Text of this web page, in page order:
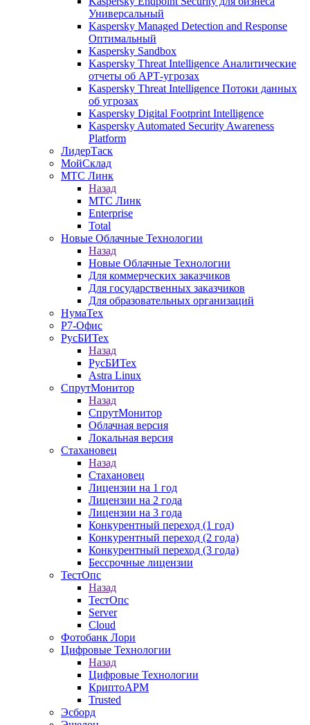
Универсальный
Kaspersky Managed Detection and Response
Оптимальный
Kaspersky Sandbox
Kaspersky Threat Intelligence Аналитические
отчеты об АРТ-угрозах
Kaspersky Threat Intelligence Потоки данных
об угрозах
Kaspersky Digital Footprint Intelligence
Kaspersky Automated Security Awareness
Platform
ЛидерТаск
МойСклад
МТС Линк
Назад
МТС Линк
Enterprise
Total
Новые Облачные Технологии
Назад
Новые Облачные Технологии
Для коммерческих заказчиков
Для государственных заказчиков
Для образовательных организаций
НумаТех
Р7-Офис
РусБИТех
Назад
РусБИТех
Astra Linux
СпрутМонитор
Назад
СпрутМонитор
Облачная версия
Локальная версия
Стахановец
Назад
Стахановец
Лицензии на 1 год
Лицензии на 2 года
Лицензии на 3 года
Конкурентный переход (1 год)
Конкурентный переход (2 года)
Конкурентный переход (3 года)
Бессрочные лицензии
ТестОпс
Назад
ТестОпс
Server
Cloud
Фотобанк Лори
Цифровые Технологии
Назад
Цифровые Технологии
КриптоАРМ
Trusted
Эсборд